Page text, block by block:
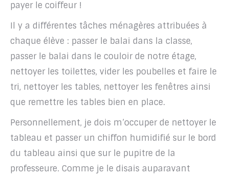
payer le coiffeur !
Il y a différentes tâches ménagères attribuées à
chaque élève : passer le balai dans la classe,
passer le balai dans le couloir de notre étage,
nettoyer les toilettes, vider les poubelles et faire le
tri, nettoyer les tables, nettoyer les fenêtres ainsi
que remettre les tables bien en place.
Personnellement, je dois m’occuper de nettoyer le
tableau et passer un chiffon humidifié sur le bord
du tableau ainsi que sur le pupitre de la
professeure. Comme je le disais auparavant